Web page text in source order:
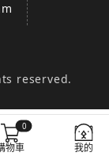
reserved.
物車
0
我的